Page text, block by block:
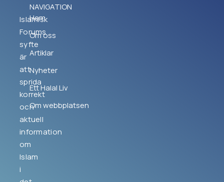
Islamisk
Forums
syfte
är
att
sprida
korrekt
och
aktuell
information
om
Islam
i
NAVIGATION
Hem
Om oss
Artiklar
Nyheter
Ett Halal Liv
Om webbplatsen